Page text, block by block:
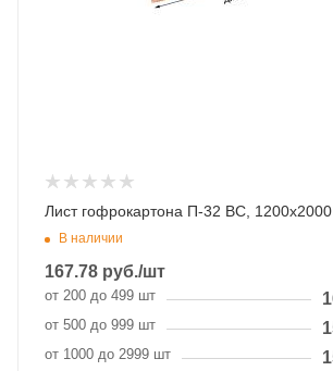
Лист гофрокартона П-32 BC,
В наличии
167.78 руб./шт
от 200 до 499 шт
от 500 до 999 шт
от 1000 до 2999 шт